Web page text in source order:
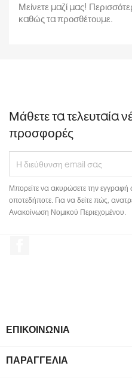
Μείνετε μαζί μας!
καθώς τα προσθέτουμε.
Μάθετε τα τελευταία
προσφορές
Μπορείτε να ακυρώσετε την εγγραφή
οποτεδήποτε. Για να δείτε πώς,
Ανακοίνωση Νομικού Περιεχομένου.
ΕΠΙΚΟΙΝΩΝΙΑ
ΠΑΡΑΓΓΕΛΙΑ